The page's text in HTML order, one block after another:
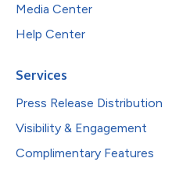
Media Center
Help Center
Services
Press Release Distribution
Visibility & Engagement
Complimentary Features